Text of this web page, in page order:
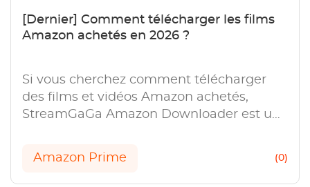
[Dernier] Comment télécharger les films
Amazon achetés en 2026 ?
Si vous cherchez comment télécharger
des films et vidéos Amazon achetés,
StreamGaGa Amazon Downloader est une
Amazon Prime (0)